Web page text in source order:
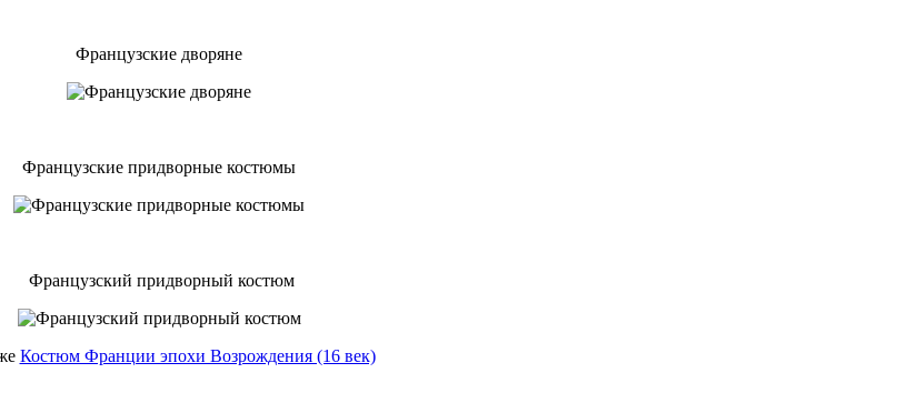
Французские дворяне
Французские придворные костюмы
Французский придворный костюм
Костюм Франции эпохи Возрождения (16 век)